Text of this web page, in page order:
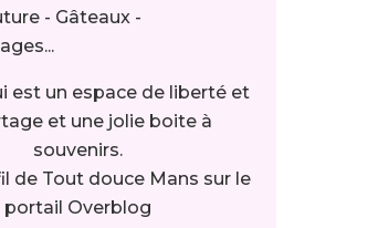
est un espace de liberté et
et une jolie boite à
souvenirs.
de Tout douce Mans sur le
portail Overblog